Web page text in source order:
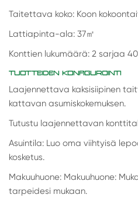
Taitettava koko: Koon
Lattiapinta-ala: 37㎡
Konttien lukumäärä: 2 sarjaa
TUOTTEIDEN KONFIGUROINTI
Laajennettava kaksisiipinen
kattavan asumiskokemuksen.
Tutustu laajennettavan
Asuintila: Luo oma viihtyisä
kosketus.
Makuuhuone: Makuuhuone:
tarpeidesi mukaan.